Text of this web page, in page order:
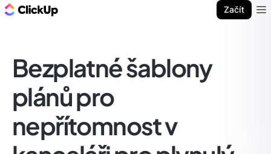
Začít
Bezplatné šablony
plánů pro
nepřítomnost v